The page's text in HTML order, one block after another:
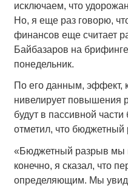
исключаем, что
Но, я еще раз говорю,
финансов еще считает
Байбазаров на
понедельник.
По его данным, эффект,
нивелирует повышения
будут в пассивной
отметил, что
«Бюджетный разрыв мы
конечно, я сказал, что
определяющим. Мы